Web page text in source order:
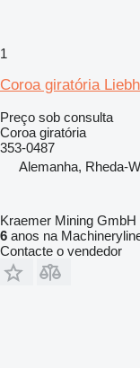
1
Coroa giratória
Preço sob consulta
Coroa giratória
353-0487
Alemanha, Rheda-
Kraemer Mining GmbH
6 anos na
Contacte o vendedor